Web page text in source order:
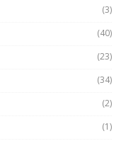
(3)
(40)
(23)
(34)
(2)
(1)